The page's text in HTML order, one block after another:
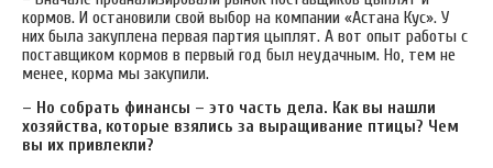
кормов. И остановили свой выбор на компании «Астана Кус». У
них была закуплена первая партия цыплят. А вот опыт работы с
поставщиком кормов в первый год был неудачным. Но, тем не
менее, корма мы закупили.
– Но собрать финансы – это часть дела. Как вы нашли
хозяйства, которые взялись за выращивание птицы? Чем
вы их привлекли?